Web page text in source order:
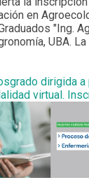
en
"Ing.
UBA.
dirigida
virtual.